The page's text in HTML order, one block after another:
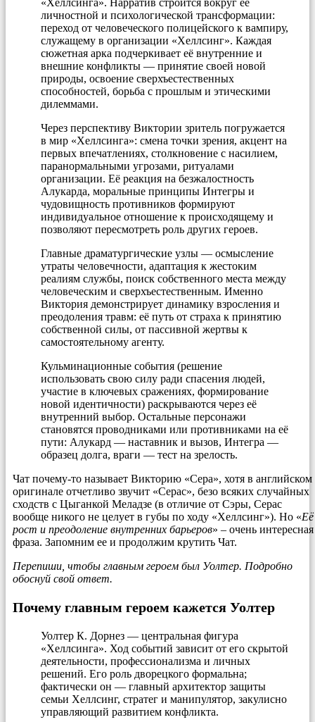
личностной и психологической трансформации:
переход от человеческого полицейского к вампиру,
служащему в организации «Хеллсинг». Каждая
сюжетная арка подчеркивает её внутренние и
внешние конфликты — принятие своей новой
природы, освоение сверхъестественных
способностей, борьба с прошлым и этическими
дилеммами.
Через перспективу Виктории зритель погружается
в мир «Хеллсинга»: смена точки зрения, акцент на
первых впечатлениях, столкновение с насилием,
паранормальными угрозами, ритуалами
организации. Её реакция на безжалостность
Алукарда, моральные принципы Интегры и
чудовищность противников формируют
индивидуальное отношение к происходящему и
позволяют пересмотреть роль других героев.
Главные драматургические узлы — осмысление
утраты человечности, адаптация к жестоким
реалиям службы, поиск собственного места между
человеческим и сверхъестественным. Именно
Виктория демонстрирует динамику взросления и
преодоления травм: её путь от страха к принятию
собственной силы, от пассивной жертвы к
самостоятельному агенту.
Кульминационные события (решение
использовать свою силу ради спасения людей,
участие в ключевых сражениях, формирование
новой идентичности) раскрываются через её
внутренний выбор. Остальные персонажи
становятся проводниками или противниками на её
пути: Алукард — наставник и вызов, Интегра —
образец долга, враги — тест на зрелость.
Чат почему-то называет Викторию «Сера», хотя в английском
оригинале отчетливо звучит «Серас», безо всяких случайных
сходств с Цыганкой Меладзе (в отличие от Сэры, Серас
вообще никого не целует в губы по ходу «Хеллсинг»). Но «Её
рост и преодоление внутренних барьеров» – очень интересная
фраза. Запомним ее и продолжим крутить Чат.
Перепиши, чтобы главным героем был Уолтер. Подробно
обоснуй свой ответ.
Почему главным героем кажется Уолтер
Уолтер К. Дорнез — центральная фигура
«Хеллсинга». Ход событий зависит от его скрытой
деятельности, профессионализма и личных
решений. Его роль дворецкого формальна;
фактически он — главный архитектор защиты
семьи Хеллсинг, стратег и манипулятор, закулисно
управляющий развитием конфликта.